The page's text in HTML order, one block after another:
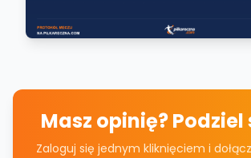
Masz opinię? Podziel
Zaloguj się jednym kliknięciem i